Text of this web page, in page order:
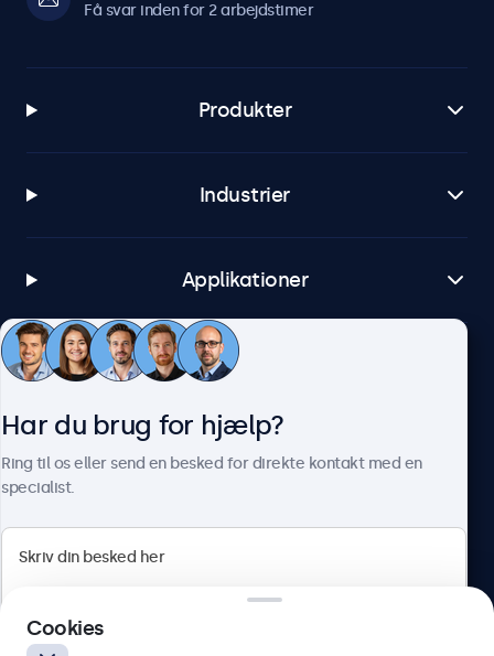
Få svar inden for 2 arbejdstimer
Produkter
Industrier
Applikationer
Kundeservice
Herstedøstervej 27-29, unit A, 2620 Albertslund, Danmark
Har du brug for hjælp?
Ring til os eller send en besked for direkte kontakt med en
specialist.
Cookies